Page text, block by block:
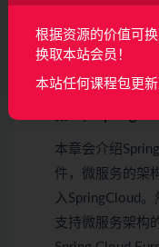
8-3 微服务
本章会介绍
件，微服务的架
入SpringCloud
支持微服务架构
根据资源的价值可
换取本站会员！
本站任何课程包更新